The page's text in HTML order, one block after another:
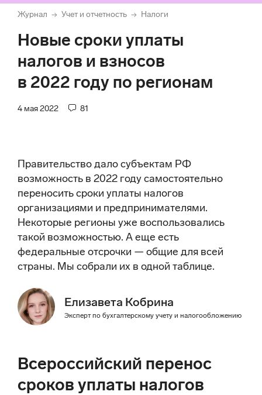
Журнал → Учет и отчетность → Налоги
Новые сроки уплаты
налогов и взносов
в 2022 году по регионам
4 мая 2022 81
Правительство дало субъектам РФ
возможность в 2022 году самостоятельно
переносить сроки уплаты налогов
организациями и предпринимателями.
Некоторые регионы уже воспользовались
такой возможностью. А еще есть
федеральные отсрочки — общие для всей
страны. Мы собрали их в одной таблице.
Елизавета Кобрина
Эксперт по бухгалтерскому учету и налогообложению
Всероссийский перенос
сроков уплаты налогов